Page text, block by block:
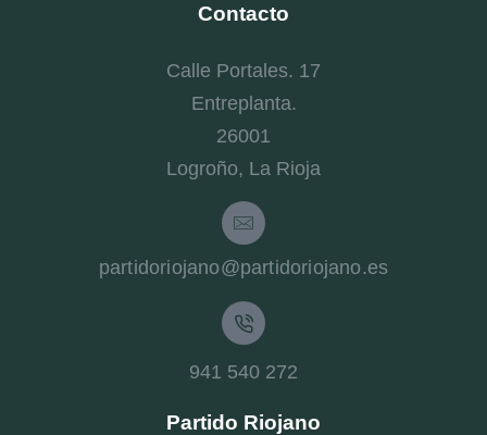
Contacto
Calle Portales. 17
Entreplanta.
26001
Logroño, La Rioja
partidoriojano@partidoriojano.es
941 540 272
Partido Riojano